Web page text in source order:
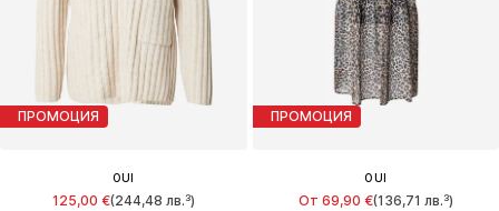
ПРОМОЦИЯ
OUI
125,00 €(244,48 лв.³)
ПРОМОЦИЯ
OUI
От 69,90 €(136,71 лв.³)